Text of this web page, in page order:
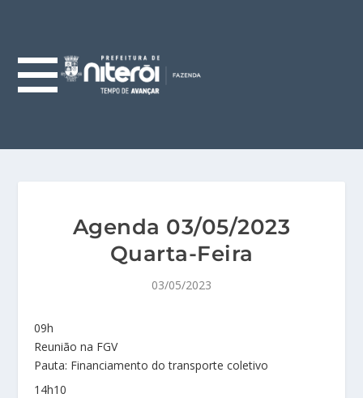
Agenda 03/05/2023
Quarta-Feira
03/05/2023
09h
Reunião na FGV
Pauta: Financiamento do transporte coletivo
14h10